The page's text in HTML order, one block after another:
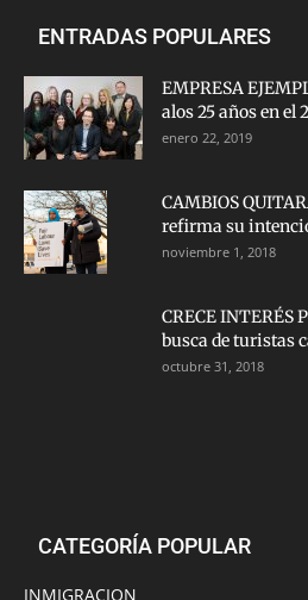
ENTRADAS POPULARES
EMPRESA
alos 25 años en el
enero 22, 2019
CAMBIOS
refirma su
noviembre 1, 2018
CRECE INTERÉS
busca de turistas
octubre 31, 2018
CATEGORÍA POPULAR
INMIGRACION